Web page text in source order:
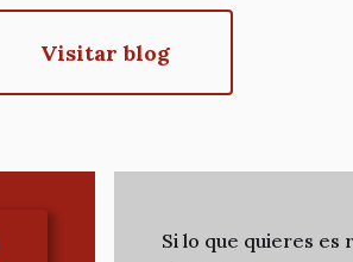
Visitar blog
Si lo que quieres es